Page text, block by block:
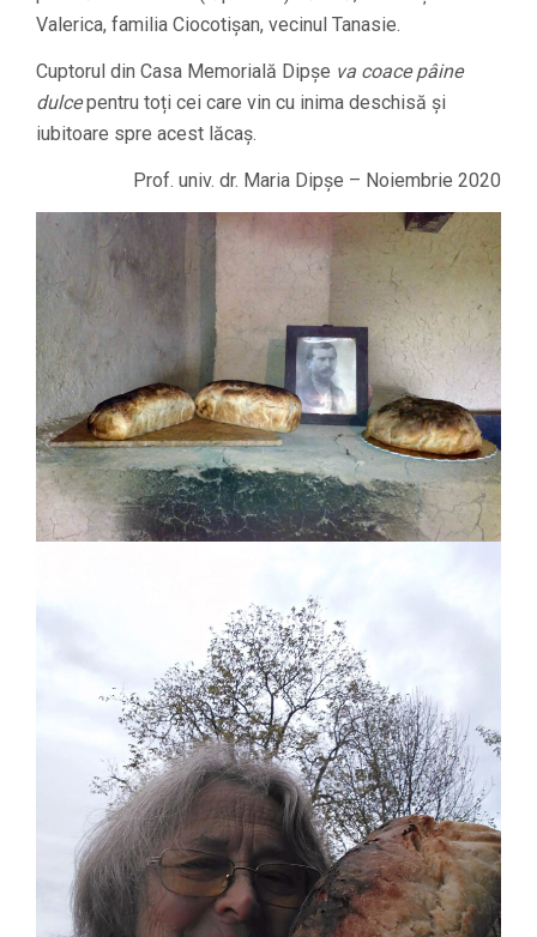
Valerica, familia Ciocotişan, vecinul Tanasie.
Cuptorul din Casa Memorială Dipșe va coace pâine
dulcepentru toți cei care vin cu inima deschisă și
iubitoare spre acest lăcaș.
Prof. univ. dr. Maria Dipşe – Noiembrie 2020